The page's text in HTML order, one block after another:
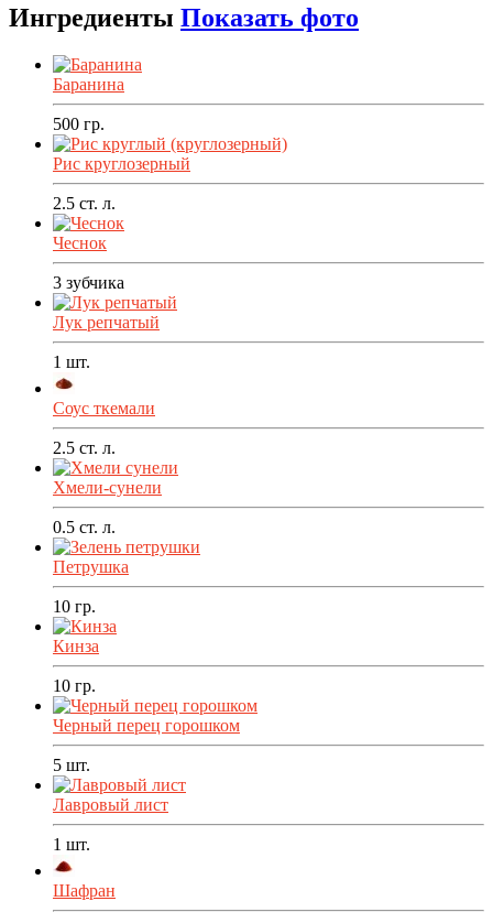
Ингредиенты Показать фото
Баранина
500 гр.
Рис круглозерный
2.5 ст. л.
Чеснок
3 зубчика
Лук репчатый
1 шт.
Соус ткемали
2.5 ст. л.
Хмели-сунели
0.5 ст. л.
Петрушка
10 гр.
Кинза
10 гр.
Черный перец горошком
5 шт.
Лавровый лист
1 шт.
Шафран